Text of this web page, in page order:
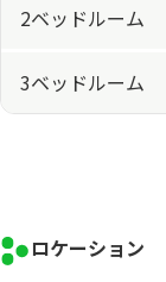
2ベッドルーム
3ベッドルーム
ロケーション